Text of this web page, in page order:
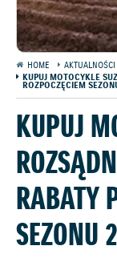
HOME
AKTUALNOŚCI
KUPUJ MOTOCYKLE
ROZPOCZĘCIEM
KUPUJ
RABATY
SEZONU